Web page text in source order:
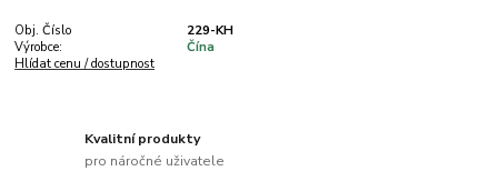
Obj. Číslo
229-KH
Výrobce:
Čína
Hlídat cenu / dostupnost
Kvalitní produkty
pro náročné uživatele